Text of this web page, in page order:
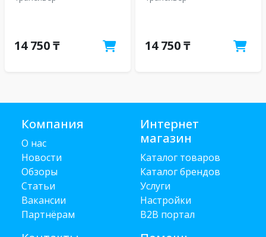
14 750 ₸ 14 750 ₸
Компания
О нас
Новости
Обзоры
Статьи
Вакансии
Партнёрам
Интернет
магазин
Каталог товаров
Каталог брендов
Услуги
Настройки
B2B портал